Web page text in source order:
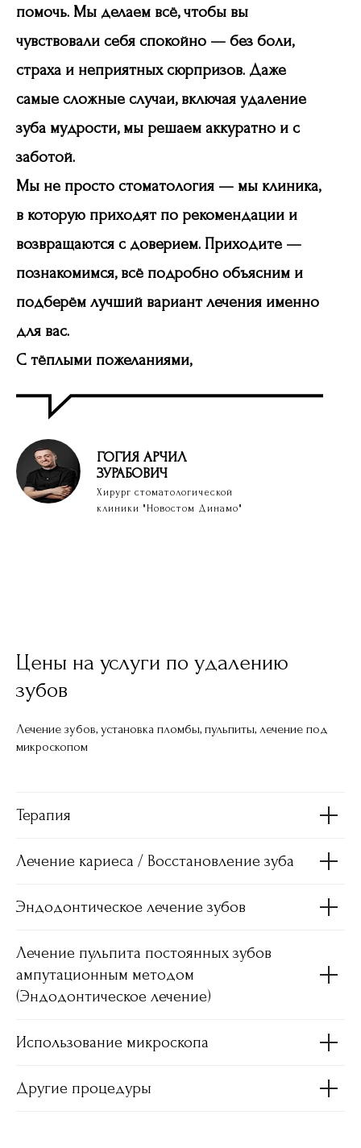
помочь. Мы делаем всё, чтобы вы
чувствовали себя спокойно — без боли,
страха и неприятных сюрпризов. Даже
самые сложные случаи, включая удаление
зуба мудрости, мы решаем аккуратно и с
заботой.
Мы не просто стоматология — мы клиника,
в которую приходят по рекомендации и
возвращаются с доверием. Приходите —
познакомимся, всё подробно объясним и
подберём лучший вариант лечения именно
для вас.
С тёплыми пожеланиями,
ГОГИЯ АРЧИЛ
ЗУРАБОВИЧ
Хирург стоматологической
клиники "Новостом Динамо"
Цены на услуги по удалению
зубов
Лечение зубов, установка пломбы, пульпиты, лечение под
микроскопом
Терапия
Лечение кариеса / Восстановление зуба
Эндодонтическое лечение зубов
Лечение пульпита постоянных зубов
ампутационным методом
(Эндодонтическое лечение)
Использование микроскопа
Другие процедуры
Часто задаваемые